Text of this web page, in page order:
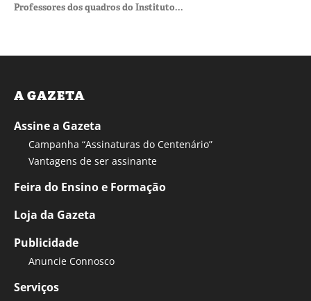
Professores dos quadros do Instituto...
A GAZETA
Assine a Gazeta
Campanha “Assinaturas do Centenário”
Vantagens de ser assinante
Feira do Ensino e Formação
Loja da Gazeta
Publicidade
Anuncie Connosco
Serviços